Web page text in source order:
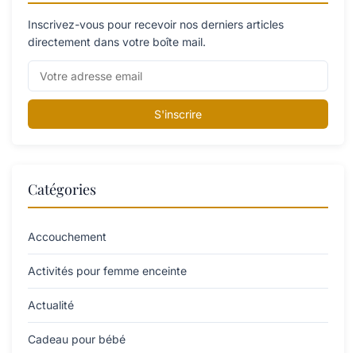
Inscrivez-vous pour recevoir nos derniers articles
directement dans votre boîte mail.
S'inscrire
Catégories
Accouchement
Activités pour femme enceinte
Actualité
Cadeau pour bébé